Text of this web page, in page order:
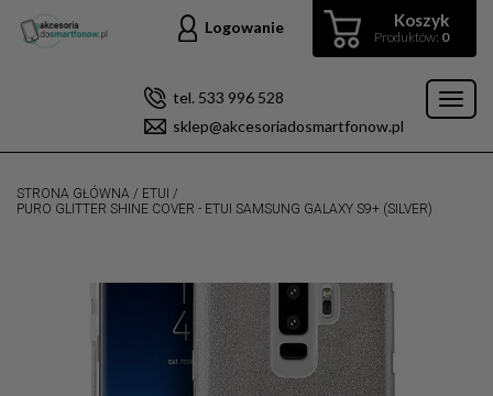
Koszyk
Produktów: 0
Logowanie
tel. 533 996 528
sklep@akcesoriadosmartfonow.pl
STRONA GŁÓWNA / ETUI /
PURO GLITTER SHINE COVER - ETUI SAMSUNG GALAXY S9+ (SILVER)